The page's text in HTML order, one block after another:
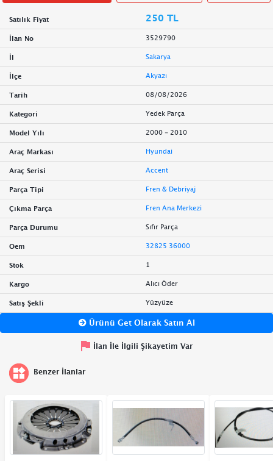
Satılık Fiyat 250 TL
İlan No 3529790
İl Sakarya
İlçe Akyazı
Tarih 08/08/2026
Kategori Yedek Parça
Model Yılı 2000 - 2010
Araç Markası Hyundai
Araç Serisi Accent
Parça Tipi Fren & Debriyaj
Çıkma Parça Fren Ana Merkezi
Parça Durumu Sıfır Parça
Oem 32825 36000
Stok 1
Kargo Alıcı Öder
Satış Şekli Yüzyüze
Ürünü Get Olarak Satın Al
İlan İle İlgili Şikayetim Var
Benzer İlanlar